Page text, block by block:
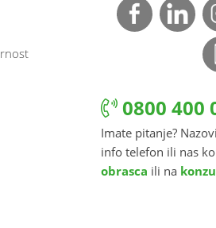
0800 400
Imate pitanje?
info telefon ili nas
obrasca ili na